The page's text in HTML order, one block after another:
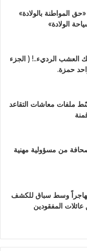
المواطنة بالولادة»
الولادة»
العشب الرديء..! ( الجزء
ملفات معاشات التقاعد
من مسؤولية مهنية
تستعد لدفن 80 مهاجراً وسط سباق للكشف
المفقودين